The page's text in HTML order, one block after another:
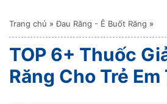
Trang chủ »Đau Răng - Ê Buốt Răng »
TOP 6+ Thuốc
Răng Cho Trẻ